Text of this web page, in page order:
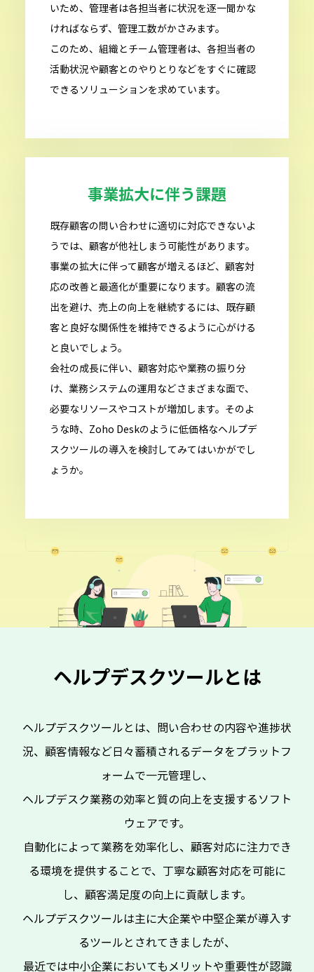
いため、管理者は各担当者に状況を逐一聞かな
ければならず、管理工数がかさみます。
このため、組織とチーム管理者は、各担当者の
活動状況や顧客とのやりとりなどをすぐに確認
できるソリューションを求めています。
事業拡大に伴う課題
既存顧客の問い合わせに適切に対応できないよ
うでは、顧客が他社しまう可能性があります。
事業の拡大に伴って顧客が増えるほど、顧客対
応の改善と最適化が重要になります。顧客の流
出を避け、売上の向上を継続するには、既存顧
客と良好な関係性を維持できるように心がける
と良いでしょう。
会社の成長に伴い、顧客対応や業務の振り分
け、業務システムの運用などさまざまな面で、
必要なリソースやコストが増加します。そのよ
うな時、Zoho Deskのように低価格なヘルプデ
スクツールの導入を検討してみてはいかがでし
ょうか。
ヘルプデスクツールとは
ヘルプデスクツールとは、問い合わせの内容や進捗状
況、顧客情報など日々蓄積されるデータをプラットフ
ォームで一元管理し、
ヘルプデスク業務の効率と質の向上を支援するソフト
ウェアです。
自動化によって業務を効率化し、顧客対応に注力でき
る環境を提供することで、丁寧な顧客対応を可能に
し、顧客満足度の向上に貢献します。
ヘルプデスクツールは主に大企業や中堅企業が導入す
るツールとされてきましたが、
最近では中小企業においてもメリットや重要性が認識